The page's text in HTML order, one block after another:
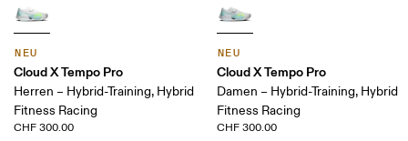
NEU
Cloud X Tempo Pro
Herren – Hybrid-Training, Hybrid
Fitness Racing
CHF 300.00
NEU
Cloud X Tempo Pro
Damen – Hybrid-Training, Hybrid
Fitness Racing
CHF 300.00